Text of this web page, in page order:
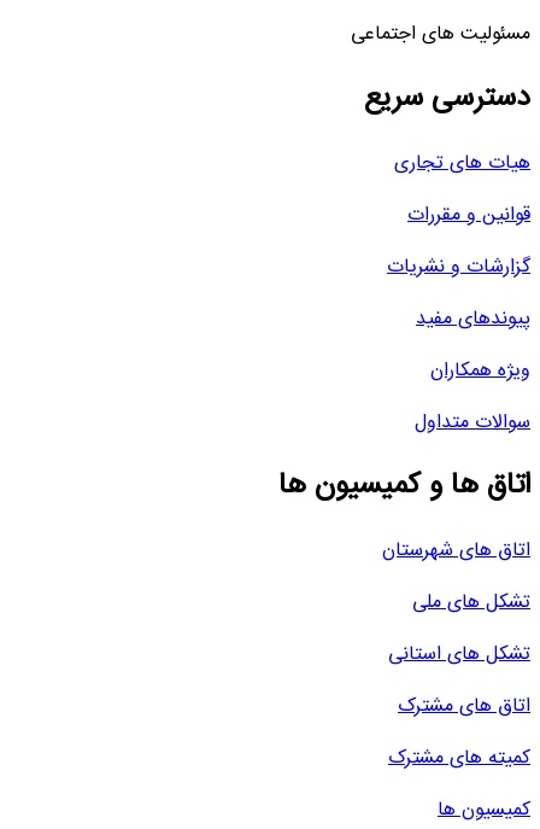
مسئولیت های اجتماعی
دسترسی سریع
هیات های تجاری
قوانین و مقررات
گزارشات و نشریات
پیوندهای مفید
ویژه همکاران
سوالات متداول
اتاق ها و کمیسیون ها
اتاق های شهرستان
تشکل های ملی
تشکل های استانی
اتاق های مشترک
کمیته های مشترک
کمیسیون ها